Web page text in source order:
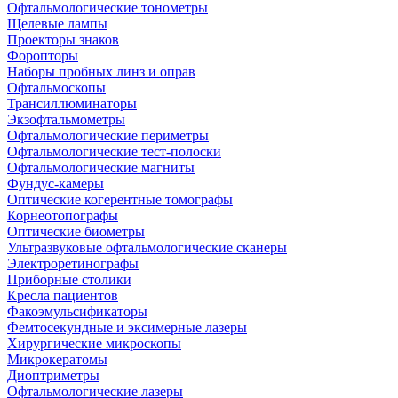
Офтальмологические тонометры
Щелевые лампы
Проекторы знаков
Форопторы
Наборы пробных линз и оправ
Офтальмоскопы
Трансиллюминаторы
Экзофтальмометры
Офтальмологические периметры
Офтальмологические тест-полоски
Офтальмологические магниты
Фундус-камеры
Оптические когерентные томографы
Корнеотопографы
Оптические биометры
Ультразвуковые офтальмологические сканеры
Электроретинографы
Приборные столики
Кресла пациентов
Факоэмульсификаторы
Фемтосекундные и эксимерные лазеры
Хирургические микроскопы
Микрокератомы
Диоптриметры
Офтальмологические лазеры